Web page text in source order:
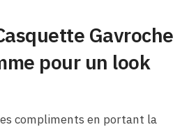
Gavroche
pour un look
compliments en portant la